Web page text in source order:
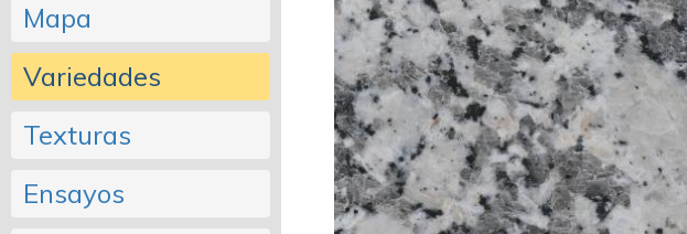
Mapa
Variedades
Texturas
Ensayos